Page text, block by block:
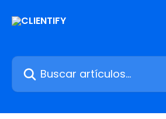
Buscar artículos...